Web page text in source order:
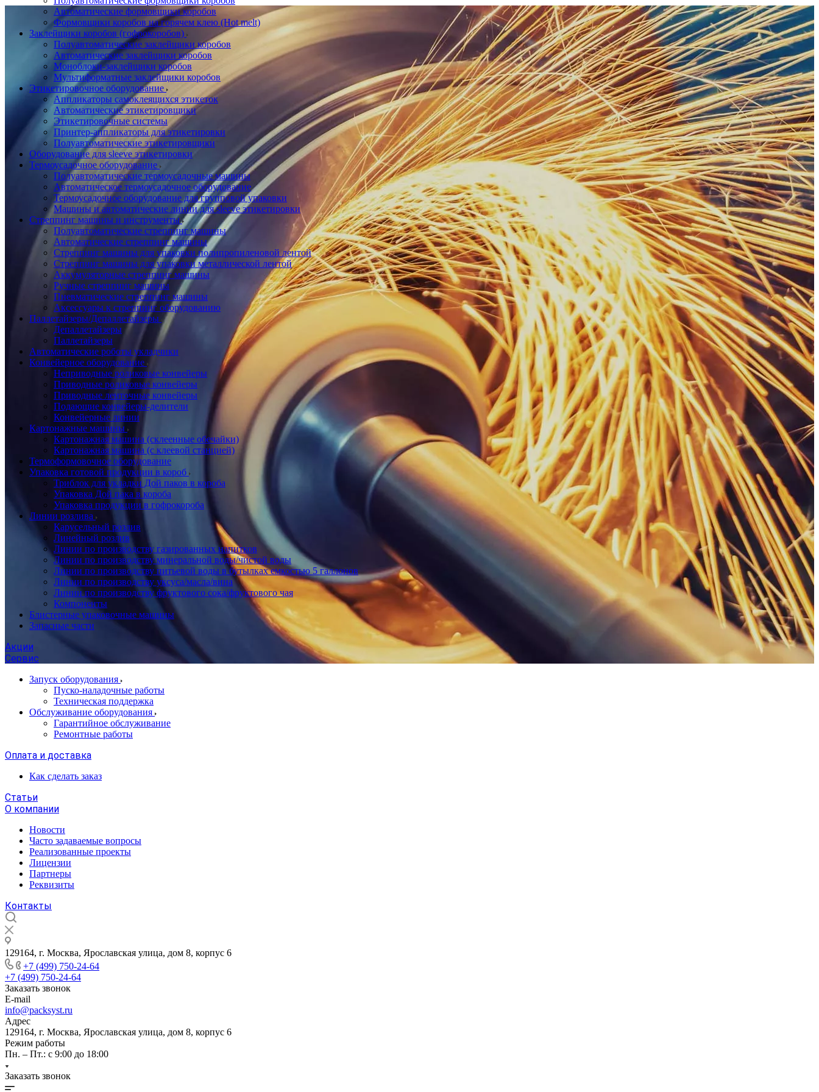
Автоматические формовщики коробов
Формовщики коробов на горячем клею (Hot melt)
Заклейщики коробов (гофрокоробов)
Полуавтоматические заклейщики коробов
Автоматические заклейщики коробов
Моноблоки-заклейщики коробов
Мультиформатные заклейщики коробов
Этикетировочное оборудование
Аппликаторы самоклеящихся этикеток
Автоматические этикетировщики
Этикетировочные системы
Принтер-аппликаторы для этикетировки
Полуавтоматические этикетировщики
Оборудование для sleeve этикетировки
Термоусадочное оборудование
Полуавтоматические термоусадочные машины
Автоматическое термоусадочное оборудование
Термоусадочное оборудование для групповой упаковки
Машины и автоматические линии для sleeve этикетировки
Стреппинг машины и инструменты
Полуавтоматические стреппинг машины
Автоматические стреппинг машины
Стреппинг машины для упаковки полипропиленовой лентой
Стреппинг машины для упаковки металлической лентой
Аккумуляторные стреппинг машины
Ручные стреппинг машины
Пневматические стреппинг машины
Аксессуары к стреппинг оборудованию
Паллетайзеры/Депаллетайзеры
Депаллетайзеры
Паллетайзеры
Автоматические роботы укладчики
Конвейерное оборудование
Неприводные роликовые конвейеры
Приводные роликовые конвейеры
Приводные ленточные конвейеры
Подающие конвейеры-делители
Конвейерные линии
Картонажные машины
Картонажная машина (склеенные обечайки)
Картонажная машина (с клеевой станцией)
Термоформовочное оборудование
Упаковка готовой продукции в короб
Триблок для укладки Дой паков в короба
Упаковка Дой пака в короба
Упаковка продукции в гофрокороба
Линии розлива
Карусельный розлив
Линейный розлив
Линии по производству газированных напитков
Линии по производству минеральной воды/чистой воды
Линии по производству питьевой воды в бутылках емкостью 5 галлонов
Линии по производству уксуса/масла/вина
Линии по производству фруктового сока/фруктового чая
Компоненты
Блистерные упаковочные машины
Запасные части
Акции
Сервис
Запуск оборудования
Пуско-наладочные работы
Техническая поддержка
Обслуживание оборудования
Гарантийное обслуживание
Ремонтные работы
Оплата и доставка
Как сделать заказ
Статьи
О компании
Новости
Часто задаваемые вопросы
Реализованные проекты
Лицензии
Партнеры
Реквизиты
Контакты
129164, г. Москва, Ярославская улица, дом 8, корпус 6
+7 (499) 750-24-64
+7 (499) 750-24-64
Заказать звонок
E-mail
info@packsyst.ru
Адрес
129164, г. Москва, Ярославская улица, дом 8, корпус 6
Режим работы
Пн. – Пт.: с 9:00 до 18:00
Заказать звонок